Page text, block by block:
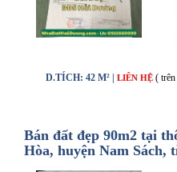
D.TÍCH: 42 M² | LIÊN HỆ ( trên
Bán đất đẹp 90m2 tại
Hòa, huyện Nam Sách,